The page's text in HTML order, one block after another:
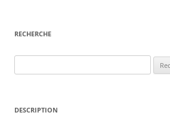
RECHERCHE
DESCRIPTION